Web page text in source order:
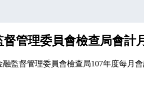
督管理委員會檢查局會計
融監督管理委員會檢查局107年度每月